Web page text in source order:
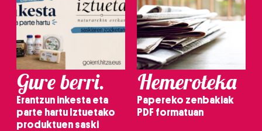
Gure berri.
Erantzun inkesta eta
parte hartu Iztuetako
produktuen saski
Hemeroteka
Papereko zenbakiak
PDF formatuan